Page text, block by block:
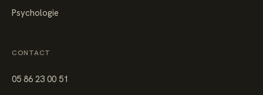
Psychologie
CONTACT
05 86 23 00 51